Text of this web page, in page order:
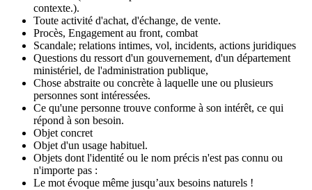
contexte.).
Toute activité d'achat, d'échange, de vente.
Procès, Engagement au front, combat
Scandale; relations intimes, vol, incidents, actions juridiques
Questions du ressort d'un gouvernement, d'un département
ministériel, de l'administration publique,
Chose abstraite ou concrète à laquelle une ou plusieurs
personnes sont intéressées.
Ce qu'une personne trouve conforme à son intérêt, ce qui
répond à son besoin.
Objet concret
Objet d'un usage habituel.
Objets dont l'identité ou le nom précis n'est pas connu ou
n'importe pas :
Le mot évoque même jusqu’aux besoins naturels !